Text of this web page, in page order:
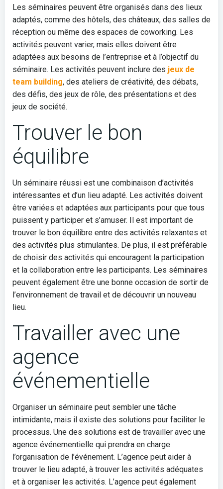
Les séminaires peuvent être organisés dans des lieux
adaptés, comme des hôtels, des châteaux, des salles de
réception ou même des espaces de coworking. Les
activités peuvent varier, mais elles doivent être
adaptées aux besoins de l’entreprise et à l’objectif du
séminaire. Les activités peuvent inclure des jeux de
team building, des ateliers de créativité, des débats,
des défis, des jeux de rôle, des présentations et des
jeux de société.
Trouver le bon
équilibre
Un séminaire réussi est une combinaison d’activités
intéressantes et d’un lieu adapté. Les activités doivent
être variées et adaptées aux participants pour que tous
puissent y participer et s’amuser. Il est important de
trouver le bon équilibre entre des activités relaxantes et
des activités plus stimulantes. De plus, il est préférable
de choisir des activités qui encouragent la participation
et la collaboration entre les participants. Les séminaires
peuvent également être une bonne occasion de sortir de
l’environnement de travail et de découvrir un nouveau
lieu.
Travailler avec une
agence
événementielle
Organiser un séminaire peut sembler une tâche
intimidante, mais il existe des solutions pour faciliter le
processus. Une des solutions est de travailler avec une
agence événementielle qui prendra en charge
l’organisation de l’événement. L’agence peut aider à
trouver le lieu adapté, à trouver les activités adéquates
et à organiser les activités. L’agence peut également